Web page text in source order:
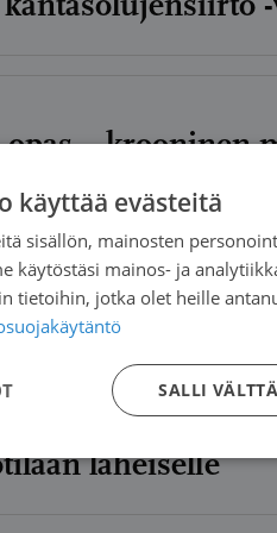
– krooninen
läheiselle
käyttää evästeitä
sisällön, mainosten
käytöstäsi mainos- ja
tietoihin, jotka olet heille
SALLI